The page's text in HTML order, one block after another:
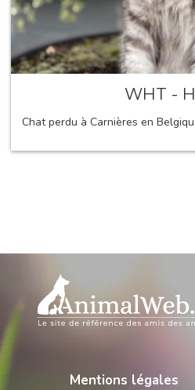
WHT -
Chat perdu à Carnières en
Mentions légales